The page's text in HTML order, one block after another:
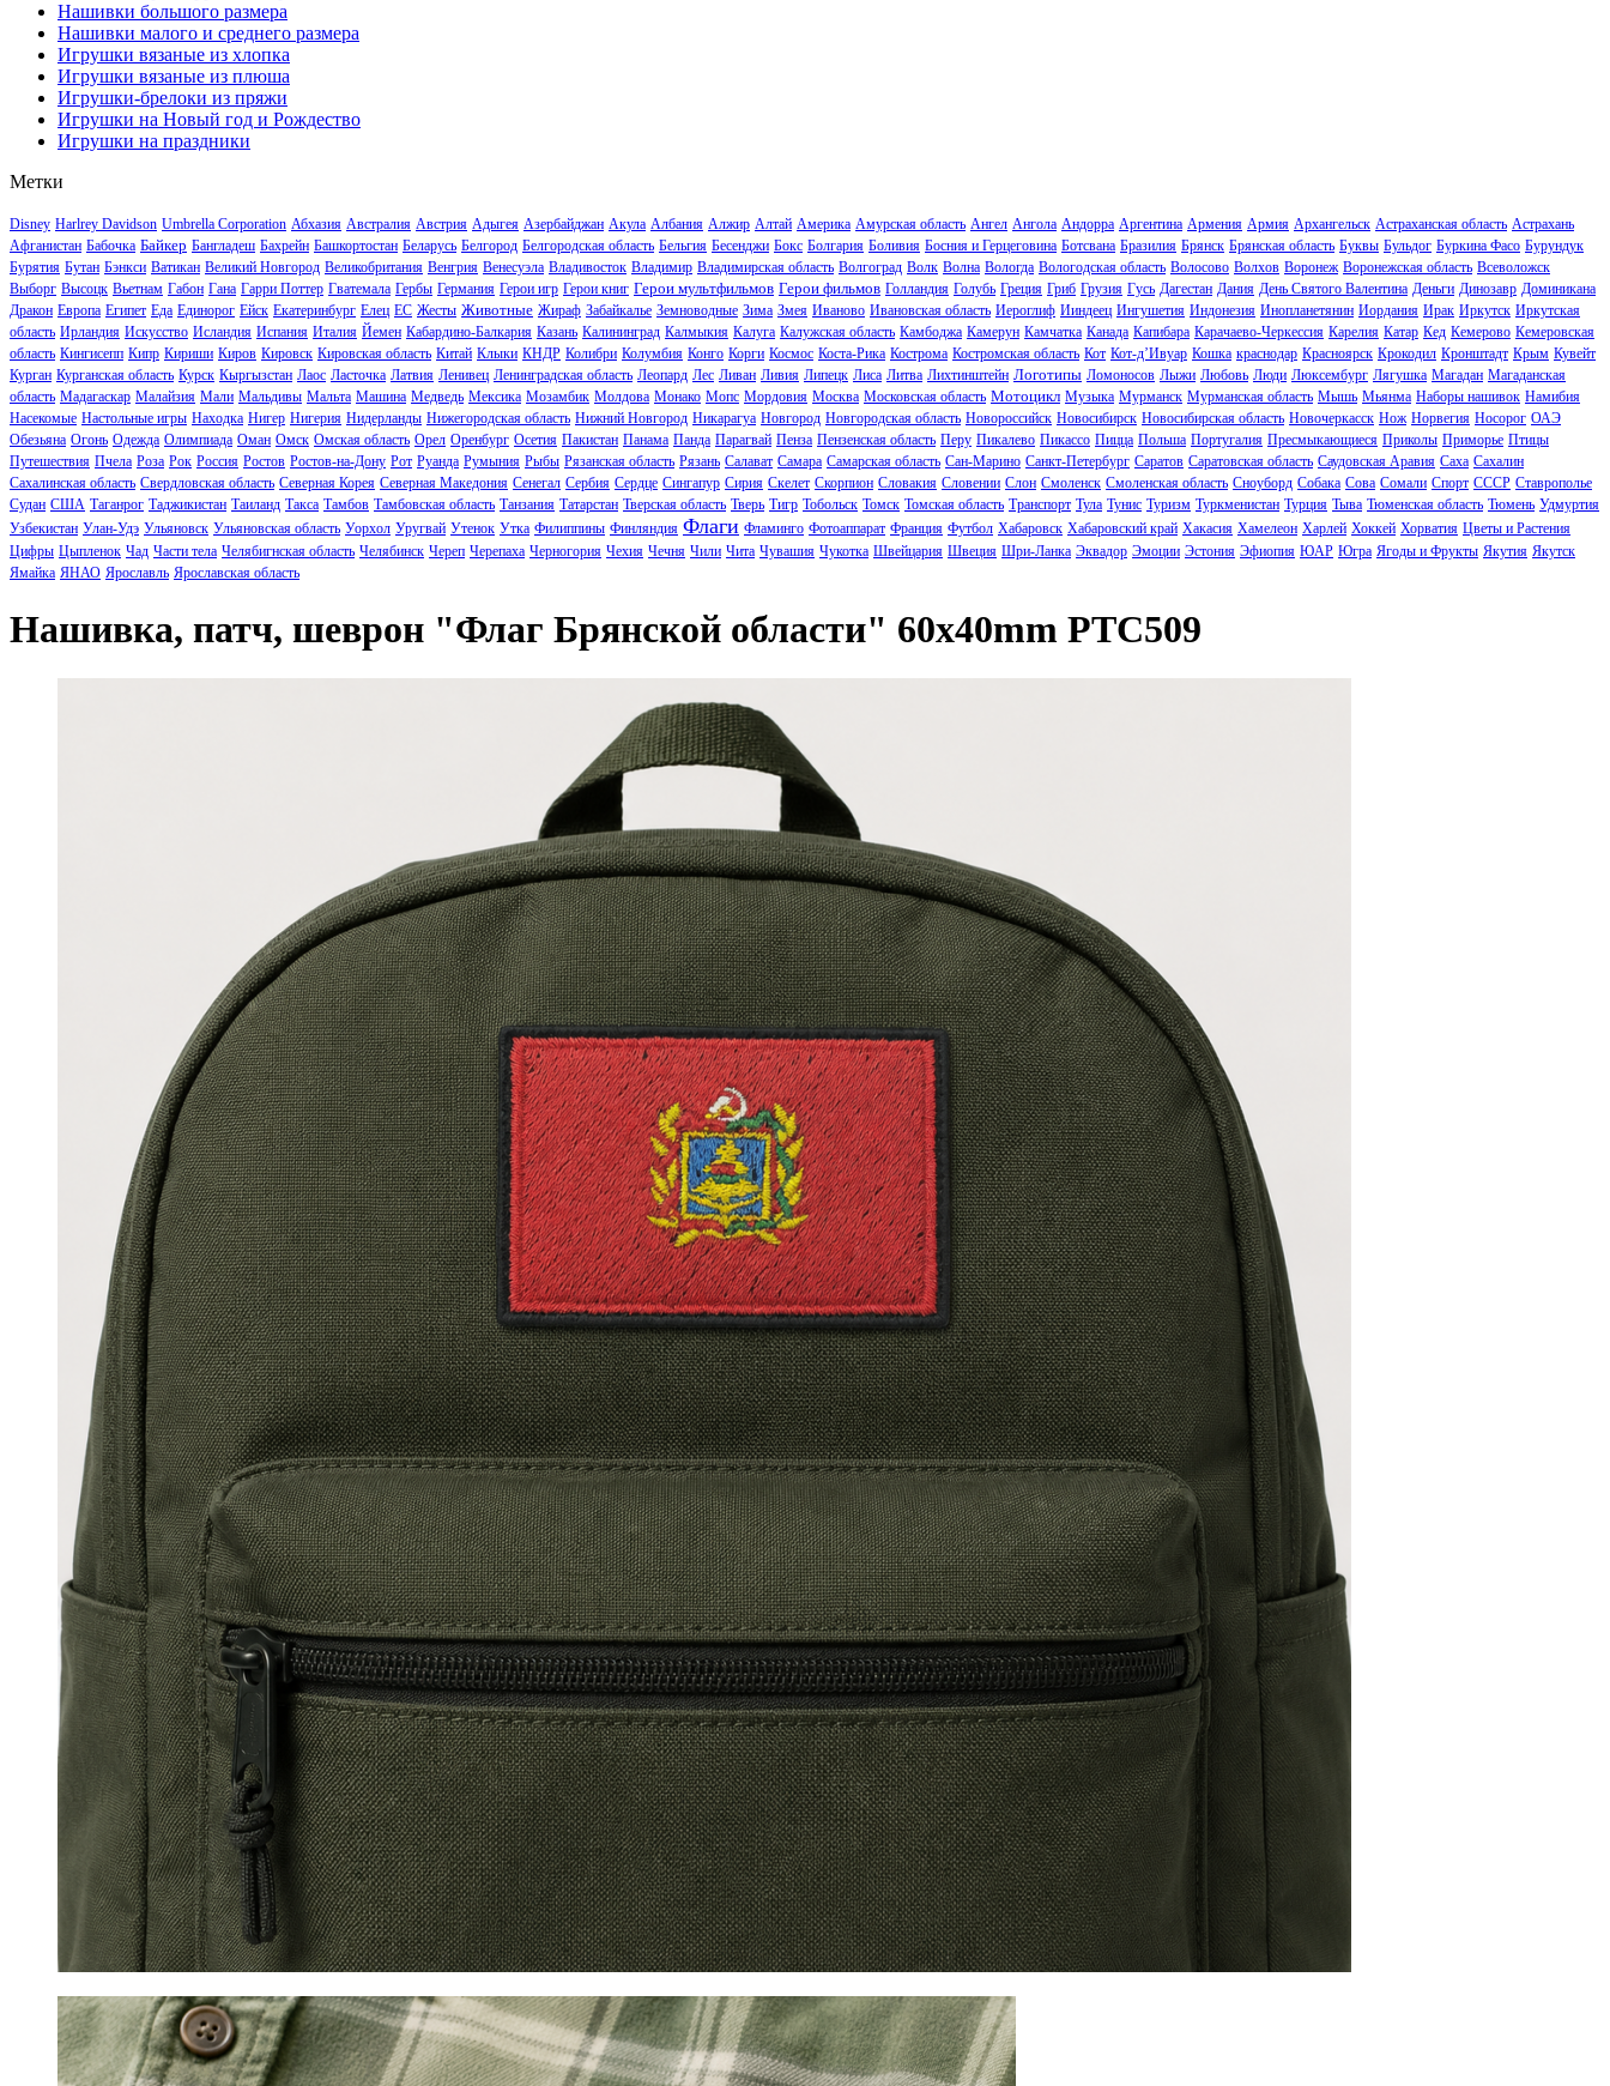
Нашивки большого размера
Нашивки малого и среднего размера
Игрушки вязаные из хлопка
Игрушки вязаные из плюша
Игрушки-брелоки из пряжи
Игрушки на Новый год и Рождество
Игрушки на праздники
Метки
Disney Harlrey Davidson Umbrella Corporation Абхазия Австралия Австрия Адыгея Азербайджан Акула Албания Алжир Алтай Америка Амурская область Ангел Ангола Андорра Аргентина Армения Армия Архангельск Астраханская область Астрахань
Афганистан Бабочка Байкер Бангладеш Бахрейн Башкортостан Беларусь Белгород Белгородская область Бельгия Бесенджи Бокс Болгария Боливия Босния и Герцеговина Ботсвана Бразилия Брянск Брянская область Буквы Бульдог Буркина Фасо Бурундук
Бурятия Бутан Бэнкси Ватикан Великий Новгород Великобритания Венгрия Венесуэла Владивосток Владимир Владимирская область Волгоград Волк Волна Вологда Вологодская область Волосово Волхов Воронеж Воронежская область Всеволожск
Выборг Высоцк Вьетнам Габон Гана Гарри Поттер Гватемала Гербы Германия Герои игр Герои книг Герои мультфильмов Герои фильмов Голландия Голубь Греция Гриб Грузия Гусь Дагестан Дания День Святого Валентина Деньги Динозавр Доминикана
Дракон Европа Египет Еда Единорог Ейск Екатеринбург Елец ЕС Жесты Животные Жираф Забайкалье Земноводные Зима Змея Иваново Ивановская область Иероглиф Ииндеец Ингушетия Индонезия Инопланетянин Иордания Ирак Иркутск Иркутская
область Ирландия Искусство Исландия Испания Италия Йемен Кабардино-Балкария Казань Калининград Калмыкия Калуга Калужская область Камбоджа Камерун Камчатка Канада Капибара Карачаево-Черкессия Карелия Катар Кед Кемерово Кемеровская
область Кингисепп Кипр Кириши Киров Кировск Кировская область Китай Клыки КНДР Колибри Колумбия Конго Корги Космос Коста-Рика Кострома Костромская область Кот Кот-д’Ивуар Кошка краснодар Красноярск Крокодил Кронштадт Крым Кувейт
Курган Курганская область Курск Кыргызстан Лаос Ласточка Латвия Ленивец Ленинградская область Леопард Лес Ливан Ливия Липецк Лиса Литва Лихтинштейн Логотипы Ломоносов Лыжи Любовь Люди Люксембург Лягушка Магадан Магаданская
область Мадагаскар Малайзия Мали Мальдивы Мальта Машина Медведь Мексика Мозамбик Молдова Монако Мопс Мордовия Москва Московская область Мотоцикл Музыка Мурманск Мурманская область Мышь Мьянма Наборы нашивок Намибия
Насекомые Настольные игры Находка Нигер Нигерия Нидерланды Нижегородская область Нижний Новгород Никарагуа Новгород Новгородская область Новороссийск Новосибирск Новосибирская область Новочеркасск Нож Норвегия Носорог ОАЭ
Обезьяна Огонь Одежда Олимпиада Оман Омск Омская область Орел Оренбург Осетия Пакистан Панама Панда Парагвай Пенза Пензенская область Перу Пикалево Пикассо Пицца Польша Португалия Пресмыкающиеся Приколы Приморье Птицы
Путешествия Пчела Роза Рок Россия Ростов Ростов-на-Дону Рот Руанда Румыния Рыбы Рязанская область Рязань Салават Самара Самарская область Сан-Марино Санкт-Петербург Саратов Саратовская область Саудовская Аравия Саха Сахалин
Сахалинская область Свердловская область Северная Корея Северная Македония Сенегал Сербия Сердце Сингапур Сирия Скелет Скорпион Словакия Словении Слон Смоленск Смоленская область Сноуборд Собака Сова Сомали Спорт СССР Ставрополье
Судан США Таганрог Таджикистан Таиланд Такса Тамбов Тамбовская область Танзания Татарстан Тверская область Тверь Тигр Тобольск Томск Томская область Транспорт Тула Тунис Туризм Туркменистан Турция Тыва Тюменская область Тюмень Удмуртия
Узбекистан Улан-Удэ Ульяновск Ульяновская область Уорхол Уругвай Утенок Утка Филиппины Финляндия Флаги Фламинго Фотоаппарат Франция Футбол Хабаровск Хабаровский край Хакасия Хамелеон Харлей Хоккей Хорватия Цветы и Растения
Цифры Цыпленок Чад Части тела Челябигнская область Челябинск Череп Черепаха Черногория Чехия Чечня Чили Чита Чувашия Чукотка Швейцария Швеция Шри-Ланка Эквадор Эмоции Эстония Эфиопия ЮАР Югра Ягоды и Фрукты Якутия Якутск
Ямайка ЯНАО Ярославль Ярославская область
Нашивка, патч, шеврон "Флаг Брянской области" 60x40mm PTC509